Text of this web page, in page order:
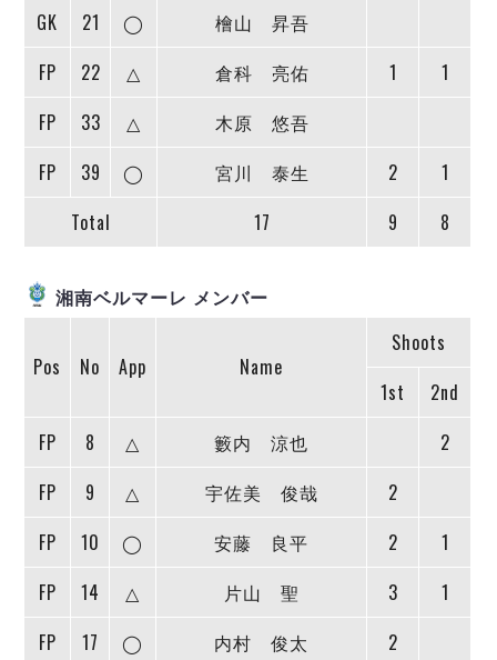
湘南ベルマーレ
名古屋オーシャンズ
シュライカー大阪
バサジィ大分
選手の通算記録（Ｆ２）
ヴォスクオーレ仙台
Y．S．C．C．横浜
アグレミーナ浜松
ポルセイド浜田
ミラクルスマイル新居浜
FOLLOW US!
GK
21 ◯
檜山 昇吾
FP
22 △ 倉科 亮佑 1
1
FP
33 △
木原 悠吾
FP
39 ◯ 宮川 泰生 2
1
Total
17 9 8
湘南ベルマーレ メンバー
Pos No App Name
Shoots
1st
2nd
FP
8 △ 籔内 涼也
2
FP
9 △ 宇佐美 俊哉
2
FP
10 ◯ 安藤 良平 2
1
FP
14 △ 片山 聖 3
1
FP
17 ◯ 内村 俊太
2